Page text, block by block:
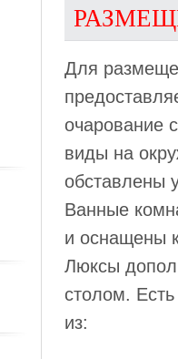
Для
очарование
виды на
обставлены
Ванные
и оснащены
Люксы
столом.
из: